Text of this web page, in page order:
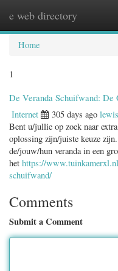
e web directory
Home
1
De Veranda Schuifwand: De
Internet 305 days ago
Bent u/jullie op zoek naar
oplossing zijn/juiste keuze
de/jouw/hun veranda in een
het https://
schuifwand/
Comments
Submit a Comment